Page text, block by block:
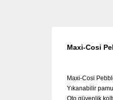
Maxi-Cosi
Maxi-Cosi
Yıkanabilir
Oto güvenlik